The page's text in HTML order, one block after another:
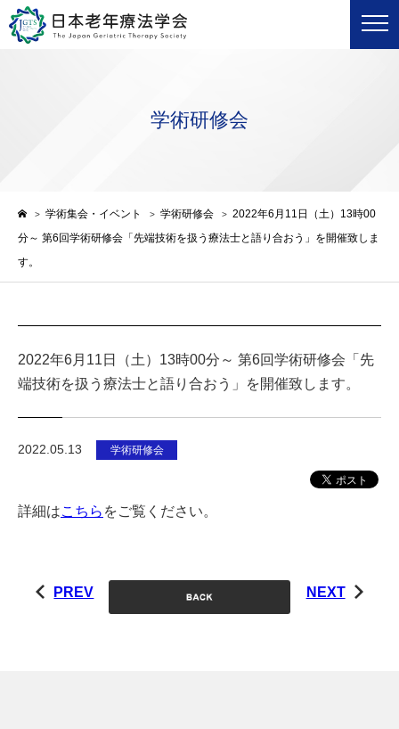
学術研修会
> 学術集会・イベント > 学術研修会 > 2022年6月11日（土）13時00
分～ 第6回学術研修会「先端技術を扱う療法士と語り合おう」を開催致しま
す。
2022年6月11日（土）13時00分～ 第6回学術研修会「先
端技術を扱う療法士と語り合おう」を開催致します。
2022.05.13 学術研修会
詳細はこちら をご覧ください。
PREV NEXT